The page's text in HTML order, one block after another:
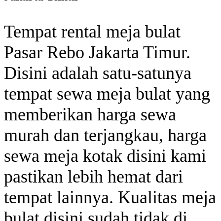
Tempat rental meja bulat
Pasar Rebo Jakarta Timur.
Disini adalah satu-satunya
tempat sewa meja bulat yang
memberikan harga sewa
murah dan terjangkau, harga
sewa meja kotak disini kami
pastikan lebih hemat dari
tempat lainnya. Kualitas meja